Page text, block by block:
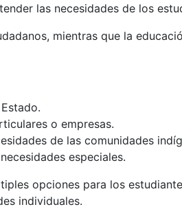
las necesidades de los
mientras que la
o empresas.
de las comunidades
especiales.
opciones para los
individuales.